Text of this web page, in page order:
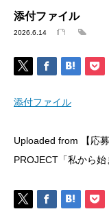
添付ファイル
2026.6.14
添付ファイル
Uploaded from 【応
PROJECT「私から始